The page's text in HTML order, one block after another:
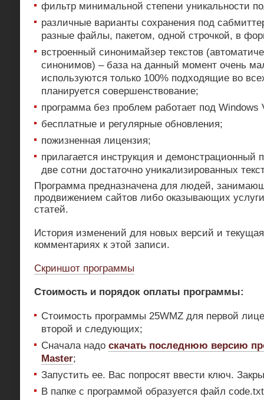
фильтр минимальной степени уникальности
различные варианты сохранения под
разные файлы, пакетом, одной строчкой, в
встроенный синонимайзер текстов
синонимов) – база на данный момент очень
используются только 100% подходящие во
планируется совершенствование;
программа без проблем работает под Windows
бесплатные и регулярные обновления;
пожизненная лицензия;
прилагается инструкция и демонстрационный
две сотни достаточно уникализированных
Программа предназначена для людей,
продвижением сайтов либо оказывающих
статей.
История изменений для новых версий и
комментариях к этой записи.
Скриншот программы
Стоимость и порядок оплаты программы:
Стоимость программы 25WMZ для первой
второй и следующих;
Сначала надо скачать последнюю версию
Master;
Запустить ее. Вас попросят ввести ключ.
В папке с программой образуется файл